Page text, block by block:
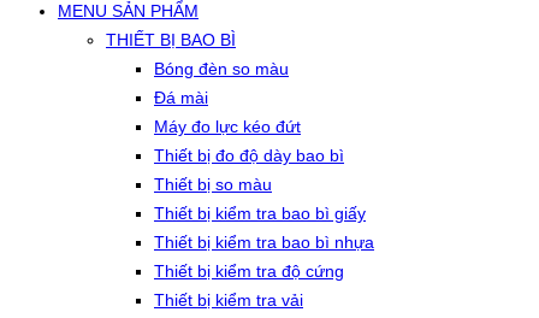
MENU SẢN PHẨM
THIẾT BỊ BAO BÌ
Bóng đèn so màu
Đá mài
Máy đo lực kéo đứt
Thiết bị đo độ dày bao bì
Thiết bị so màu
Thiết bị kiểm tra bao bì giấy
Thiết bị kiểm tra bao bì nhựa
Thiết bị kiểm tra độ cứng
Thiết bị kiểm tra vải